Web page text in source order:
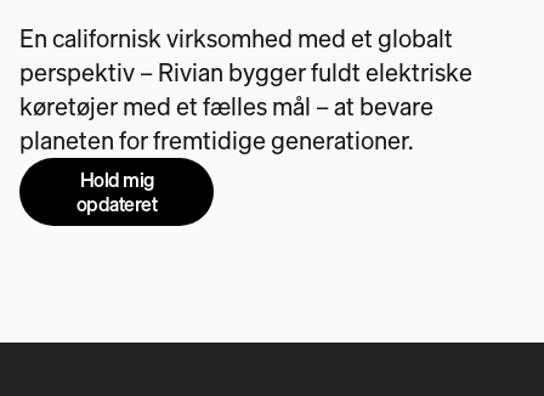
En californisk virksomhed med et globalt
perspektiv – Rivian bygger fuldt elektriske
køretøjer med et fælles mål – at bevare
planeten for fremtidige generationer.
Hold mig
opdateret